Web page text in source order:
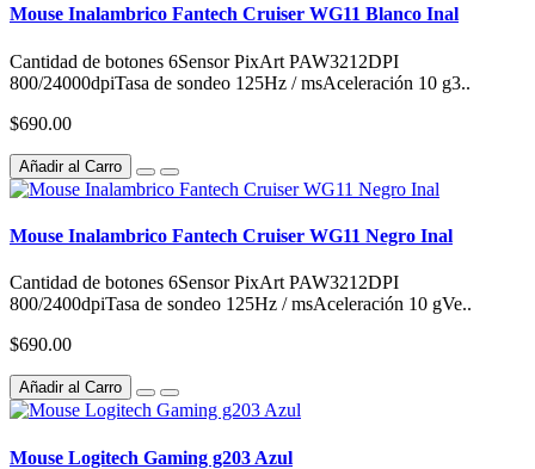
Mouse Inalambrico Fantech Cruiser WG11 Blanco Inal
Cantidad de botones 6Sensor PixArt PAW3212DPI
800/24000dpiTasa de sondeo 125Hz / msAceleración 10 g3..
$690.00
Añadir al Carro
Mouse Inalambrico Fantech Cruiser WG11 Negro Inal
Cantidad de botones 6Sensor PixArt PAW3212DPI
800/2400dpiTasa de sondeo 125Hz / msAceleración 10 gVe..
$690.00
Añadir al Carro
Mouse Logitech Gaming g203 Azul